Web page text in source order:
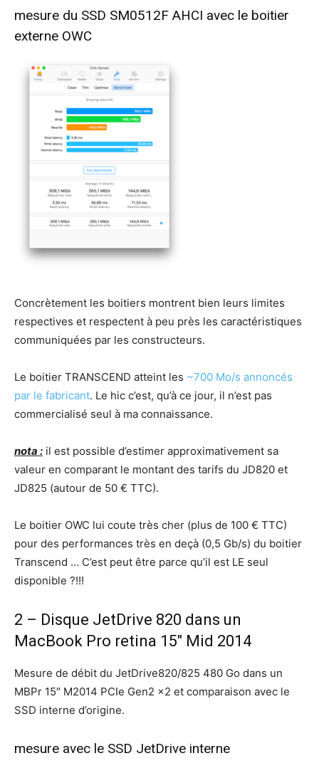
mesure du SSD SM0512F AHCI avec le boitier
externe OWC
Concrètement les boitiers montrent bien leurs limites
respectives et respectent à peu près les caractéristiques
communiquées par les constructeurs.
Le boitier TRANSCEND atteint les ~700 Mo/s annoncés
par le fabricant. Le hic c’est, qu’à ce jour, il n’est pas
commercialisé seul à ma connaissance.
nota : il est possible d’estimer approximativement sa
valeur en comparant le montant des tarifs du JD820 et
JD825 (autour de 50 € TTC).
Le boitier OWC lui coute très cher (plus de 100 € TTC)
pour des performances très en deçà (0,5 Gb/s) du boitier
Transcend … C’est peut être parce qu’il est LE seul
disponible ?!!!
2 – Disque JetDrive 820 dans un
MacBook Pro retina 15″ Mid 2014
Mesure de débit du JetDrive820/825 480 Go dans un
MBPr 15″ M2014 PCIe Gen2 x2 et comparaison avec le
SSD interne d’origine.
mesure avec le SSD JetDrive interne